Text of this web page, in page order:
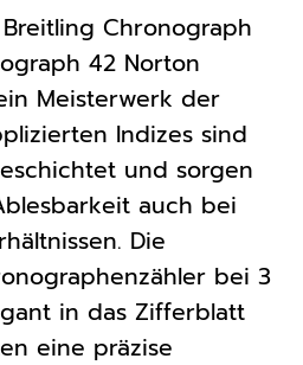
Chronograph
42 Norton
ein Meisterwerk der
Indizes sind
und sorgen
auch bei
Die
bei 3
in das Zifferblatt
eine präzise